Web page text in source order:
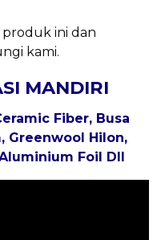
ini dan
kami.
MANDIRI
Fiber, Busa
Greenwool Hilon,
Foil Dll